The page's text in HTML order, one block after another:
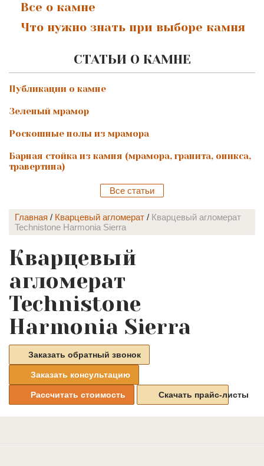
Все о камне
Что нужно знать при выборе камня
СТАТЬИ О КАМНЕ
Публикации о камне
Зеленый мрамор
Роскошные полы из мрамора
Барная стойка из камня (мрамора, гранита, оникса,
травертина)
Все статьи
Главная / Кварцевый агломерат / Кварцевый агломерат
Technistone Harmonia Sierra
Кварцевый
агломерат
Technistone
Harmonia Sierra
Заказать обратный звонок
Заказать консультацию
Рассчитать стоимость Скачать прайс-листы